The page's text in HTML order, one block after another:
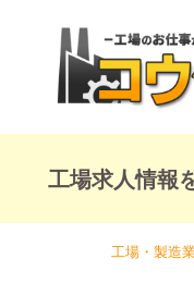
工場求人情報
工場・製造